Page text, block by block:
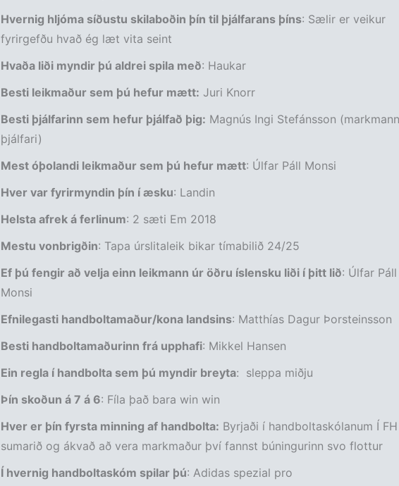
Hvernig hljóma síðustu skilaboðin þín til þjálfarans þíns: Sælir er veikur
fyrirgefðu hvað ég læt vita seint
Hvaða liði myndir þú aldrei spila með: Haukar
Besti leikmaður sem þú hefur mætt: Juri Knorr
Besti þjálfarinn sem hefur þjálfað þig: Magnús Ingi Stefánsson
þjálfari)
Mest óþolandi leikmaður sem þú hefur mætt: Úlfar Páll Monsi
Hver var fyrirmyndin þín í­ æsku: Landin
Helsta afrek á ferlinum: 2 sæti Em 2018
Mestu vonbrigðin: Tapa úrslitaleik bikar tímabilið 24/25
Ef þú fengir að velja einn leikmann úr öðru íslensku liði í þitt lið: Úlfar Páll
Monsi
Efnilegasti handboltamaður/kona landsins: Matthías Dagur Þorsteinsson
Besti handboltamaðurinn frá upphafi: Mikkel Hansen
Ein regla í handbolta sem þú myndir breyta: sleppa miðju
Þín skoðun á 7 á 6: Fíla það bara win win
Hver er þín fyrsta minning af handbolta: Byrjaði í handboltaskólanum Í
sumarið og ákvað að vera markmaður því fannst búningurinn svo flottur
Í hvernig handboltaskóm spilar þú: Adidas spezial pro